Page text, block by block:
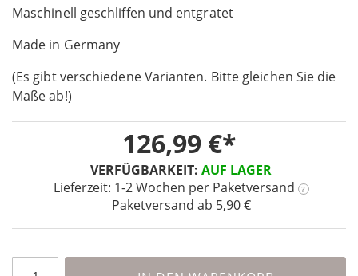
Maschinell geschliffen und entgratet
Made in Germany
(Es gibt verschiedene Varianten. Bitte gleichen Sie die
Maße ab!)
VERFÜGBARKEIT: AUF LAGER
Lieferzeit: 1-2 Wochen per Paketversand ?
Paketversand ab 5,90 €
126,99 €